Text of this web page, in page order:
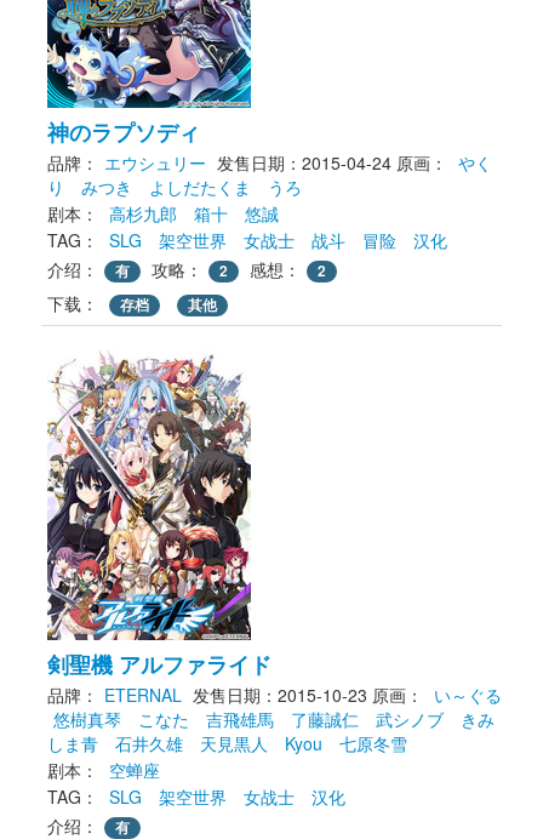
神のラプソディ
品牌： エウシュリー 发售日期：2015-04-24 原画：
やく
り
みつき よしだたくま
うろ
剧本：
高杉九郎 箱十
悠誠
TAG：
SLG 架空世界 女战士 战斗 冒险
汉化
介绍：
有 攻略： 2 感想： 2
下载： 存档 其他
剣聖機 アルファライド
品牌： ETERNAL 发售日期：2015-10-23 原画：
い～ぐる
悠樹真琴
こなた 吉飛雄馬 了藤誠仁 武シノブ
きみ
しま青
石井久雄 天見黒人 Kyou
七原冬雪
剧本：
空蝉座
TAG：
SLG 架空世界 女战士
汉化
介绍：
有